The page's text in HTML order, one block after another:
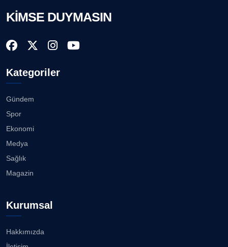
KİMSE DUYMASIN
Kategoriler
Gündem
Spor
Ekonomi
Medya
Sağlık
Magazin
Kurumsal
Hakkımızda